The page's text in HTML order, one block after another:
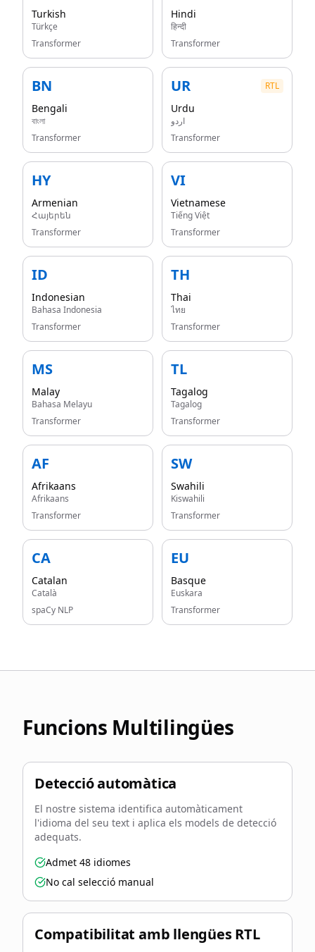
Turkish
Türkçe
Transformer
Hindi
हिन्दी
Transformer
BN
Bengali
বাংলা
Transformer
UR RTL
Urdu
اردو
Transformer
HY
Armenian
Հայերեն
Transformer
VI
Vietnamese
Tiếng Việt
Transformer
ID
Indonesian
Bahasa Indonesia
Transformer
TH
Thai
ไทย
Transformer
MS
Malay
Bahasa Melayu
Transformer
TL
Tagalog
Tagalog
Transformer
AF
Afrikaans
Afrikaans
Transformer
SW
Swahili
Kiswahili
Transformer
CA
Catalan
Català
spaCy NLP
EU
Basque
Euskara
Transformer
Funcions Multilingües
Detecció automàtica
El nostre sistema identifica automàticament
l'idioma del seu text i aplica els models de detecció
adequats.
Admet 48 idiomes
No cal selecció manual
Compatibilitat amb llengües RTL